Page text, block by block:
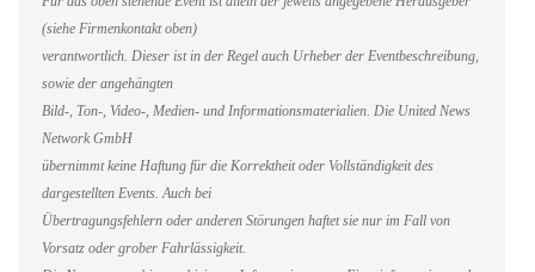
(siehe Firmenkontakt oben)
verantwortlich. Dieser ist in der Regel auch Urheber der Eventbeschreibung,
sowie der angehängten
Bild-, Ton-, Video-, Medien- und Informationsmaterialien. Die United News
Network GmbH
übernimmt keine Haftung für die Korrektheit oder Vollständigkeit des
dargestellten Events. Auch bei
Übertragungsfehlern oder anderen Störungen haftet sie nur im Fall von
Vorsatz oder grober Fahrlässigkeit.